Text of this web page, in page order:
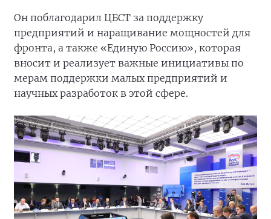
Он поблагодарил ЦБСТ за поддержку
предприятий и наращивание мощностей для
фронта, а также «Единую Россию», которая
вносит и реализует важные инициативы по
мерам поддержки малых предприятий и
научных разработок в этой сфере.